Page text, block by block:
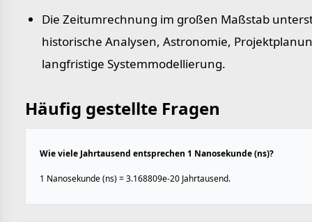
Die Zeitumrechnung im großen Maßstab
historische Analysen, Astronomie,
langfristige Systemmodellierung.
Häufig gestellte Fragen
Wie viele Jahrtausend entsprechen 1 Nanosekunde (ns)?
1 Nanosekunde (ns) = 3.168809e-20 Jahrtausend.